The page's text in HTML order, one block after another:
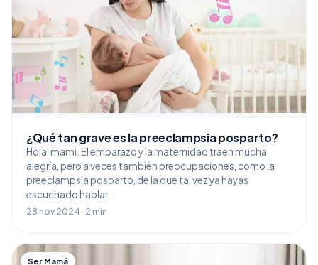
¿Qué tan grave es la preeclampsia posparto?
Hola, mami. El embarazo y la maternidad traen mucha
alegría, pero a veces también preocupaciones, como la
preeclampsia posparto, de la que tal vez ya hayas
escuchado hablar.
28 nov 2024 · 2 min
Ser Mamá